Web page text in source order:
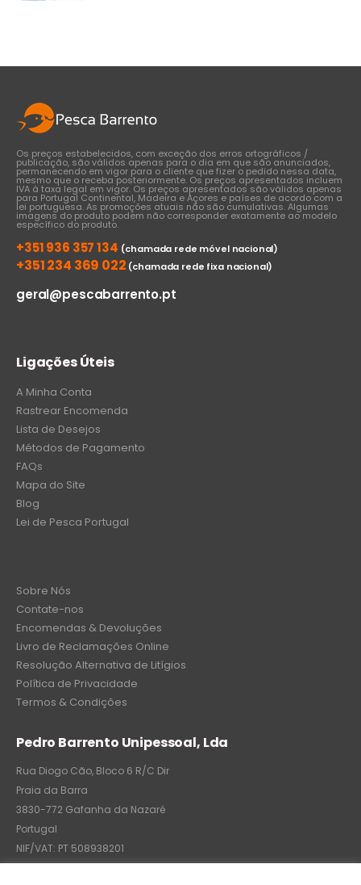
Os preços estabelecidos, com exceção dos erros ortográficos /
publicação, são válidos apenas para o dia em que são anunciados,
permanecendo em vigor para o cliente que fizer o pedido nessa data,
mesmo que o receba posteriormente. Os preços apresentados incluem
IVA à taxa legal em vigor. Os preços apresentados são válidos apenas
para Portugal Continental, Madeira e Açores e países de acordo com a
lei portuguesa. As promoções atuais não são cumulativas. Algumas
imagens do produto podem não corresponder exatamente ao modelo
específico do produto.
+351 936 357 134 (chamada rede móvel nacional)
+351 234 369 022 (chamada rede fixa nacional)
geral@pescabarrento.pt
Ligações Úteis
A Minha Conta
Rastrear Encomenda
Lista de Desejos
Métodos de Pagamento
FAQs
Mapa do Site
Blog
Lei de Pesca Portugal
Sobre Nós
Contate-nos
Encomendas & Devoluções
Livro de Reclamações Online
Resolução Alternativa de Litígios
Política de Privacidade
Termos & Condições
Pedro Barrento Unipessoal, Lda
Rua Diogo Cão, Bloco 6 R/C Dir
Praia da Barra
3830-772 Gafanha da Nazaré
Portugal
NIF/VAT: PT 508938201
C.R.C.: 7004-8522-6075